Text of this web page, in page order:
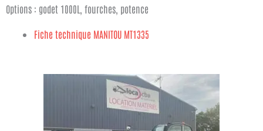
Options : godet 1000L, fourches, potence
Fiche technique MANITOU MT1335